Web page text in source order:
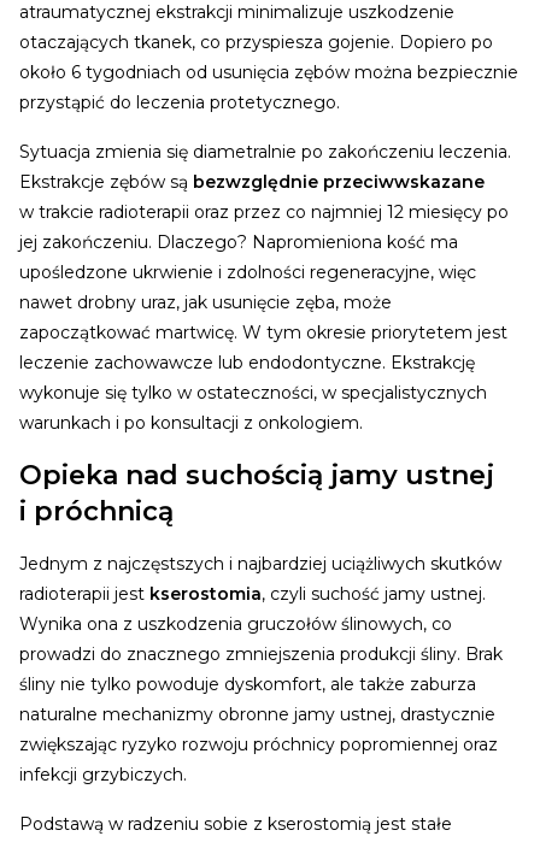
atraumatycznej ekstrakcji minimalizuje uszkodzenie
otaczających tkanek, co przyspiesza gojenie. Dopiero po
około 6 tygodniach od usunięcia zębów można bezpiecznie
przystąpić do leczenia protetycznego.
Sytuacja zmienia się diametralnie po zakończeniu leczenia.
Ekstrakcje zębów są bezwzględnie przeciwwskazane
w trakcie radioterapii oraz przez co najmniej 12 miesięcy po
jej zakończeniu. Dlaczego? Napromieniona kość ma
upośledzone ukrwienie i zdolności regeneracyjne, więc
nawet drobny uraz, jak usunięcie zęba, może
zapoczątkować martwicę. W tym okresie priorytetem jest
leczenie zachowawcze lub endodontyczne. Ekstrakcję
wykonuje się tylko w ostateczności, w specjalistycznych
warunkach i po konsultacji z onkologiem.
Opieka nad suchością jamy ustnej
i próchnicą
Jednym z najczęstszych i najbardziej uciążliwych skutków
radioterapii jest kserostomia, czyli suchość jamy ustnej.
Wynika ona z uszkodzenia gruczołów ślinowych, co
prowadzi do znacznego zmniejszenia produkcji śliny. Brak
śliny nie tylko powoduje dyskomfort, ale także zaburza
naturalne mechanizmy obronne jamy ustnej, drastycznie
zwiększając ryzyko rozwoju próchnicy popromiennej oraz
infekcji grzybiczych.
Podstawą w radzeniu sobie z kserostomią jest stałe